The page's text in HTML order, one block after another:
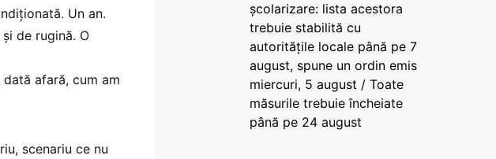
Un an.
de rugină. O
afară, cum am
scenariu ce nu
școlarizare: lista acestora
trebuie stabilită cu
autoritățile locale până pe 7
august, spune un ordin emis
miercuri, 5 august / Toate
măsurile trebuie încheiate
până pe 24 august